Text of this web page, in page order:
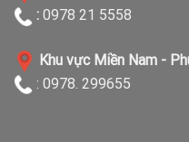
: 0978 21 5558
Khu vực Miền Nam -
: 0978. 299655